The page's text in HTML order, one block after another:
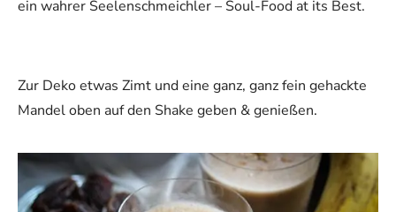
ein wahrer Seelenschmeichler – Soul-Food at its Best.
Zur Deko etwas Zimt und eine ganz, ganz fein gehackte
Mandel oben auf den Shake geben & genießen.